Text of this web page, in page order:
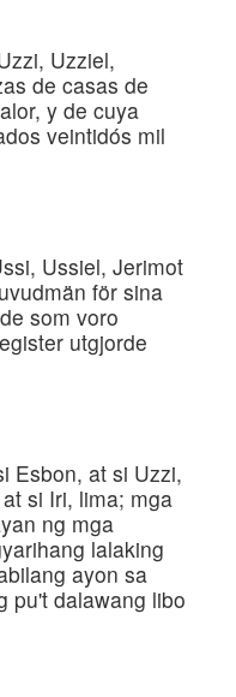
Uzziel,
de casas de
y de cuya
veintidós mil
Ussiel, Jerimot
för sina
som voro
utgjorde
Esbon, at si Uzzi,
si Iri, lima; mga
ng mga
lalaking
ayon sa
pu't dalawang libo